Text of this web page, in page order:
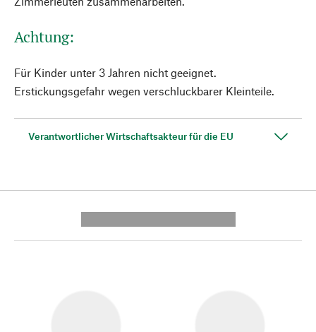
Achtung:
Für Kinder unter 3 Jahren nicht geeignet.
Erstickungsgefahr wegen verschluckbarer Kleinteile.
Verantwortlicher Wirtschaftsakteur für die EU